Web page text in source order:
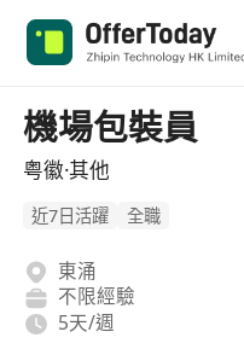
機場包裝員
粤徽·其他
近7日活躍 全職
東涌
不限經驗
5天/週